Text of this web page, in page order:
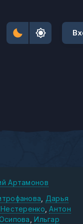
Артамонов
Дарья
Антон
Ильгар